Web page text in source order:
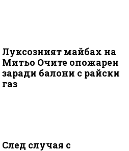
Луксозният майбах на
Митьо Очите опожарен
заради балони с райски
газ
След случая с